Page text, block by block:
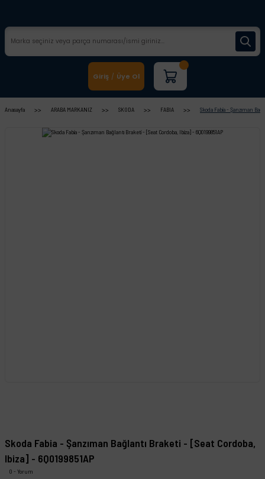
Giriş / Üye Ol
Anasayfa ARABA MARKANIZ SKODA FABIA Skoda Fabia - Şanzıman
Skoda Fabia - Şanzıman Bağlantı Braketi - [Seat Cordoba,
Ibiza] - 6Q0199851AP
0 - Yorum